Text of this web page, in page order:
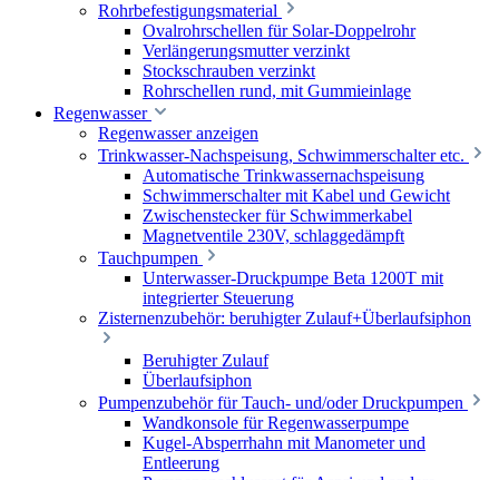
Rohrbefestigungsmaterial
Ovalrohrschellen für Solar-Doppelrohr
Verlängerungsmutter verzinkt
Stockschrauben verzinkt
Rohrschellen rund, mit Gummieinlage
Regenwasser
Regenwasser anzeigen
Trinkwasser-Nachspeisung, Schwimmerschalter etc.
Automatische Trinkwassernachspeisung
Schwimmerschalter mit Kabel und Gewicht
Zwischenstecker für Schwimmerkabel
Magnetventile 230V, schlaggedämpft
Tauchpumpen
Unterwasser-Druckpumpe Beta 1200T mit
integrierter Steuerung
Zisternenzubehör: beruhigter Zulauf+Überlaufsiphon
Beruhigter Zulauf
Überlaufsiphon
Pumpenzubehör für Tauch- und/oder Druckpumpen
Wandkonsole für Regenwasserpumpe
Kugel-Absperrhahn mit Manometer und
Entleerung